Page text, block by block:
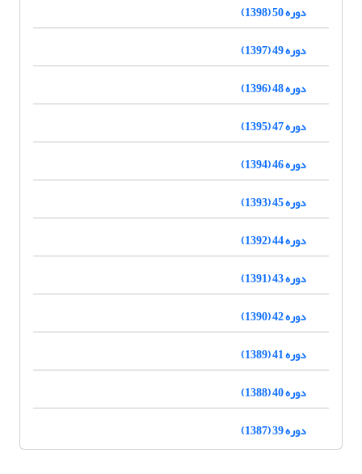
دوره 50 (1398)
دوره 49 (1397)
دوره 48 (1396)
دوره 47 (1395)
دوره 46 (1394)
دوره 45 (1393)
دوره 44 (1392)
دوره 43 (1391)
دوره 42 (1390)
دوره 41 (1389)
دوره 40 (1388)
دوره 39 (1387)